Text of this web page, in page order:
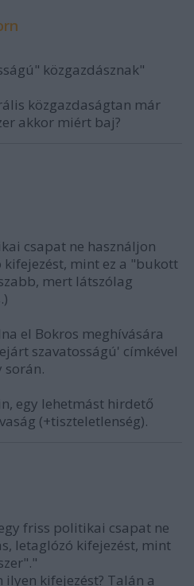
közgazdásznak"
közgazdaságtan már
akkor miért baj?
csapat ne használjon
mint ez a "bukott
mert látszólag
el Bokros meghívására
szavatosságú' címkével
során.
egy lehetmást hirdető
(+tiszteletlenség).
friss politikai csapat ne
letaglózó kifejezést, mint
kifejezést? Talán a